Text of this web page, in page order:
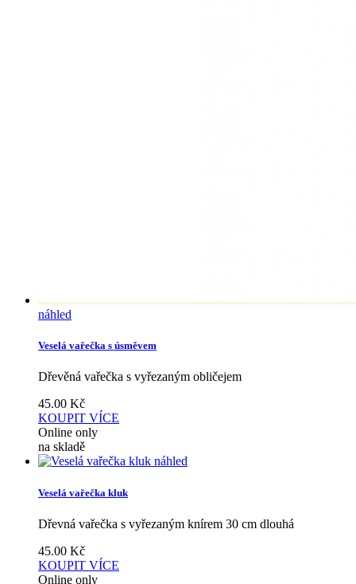
náhled
Veselá vařečka s úsměvem
Dřevěná vařečka s vyřezaným obličejem
45.00 Kč
KOUPIT VÍCE
Online only
na skladě
náhled
Veselá vařečka kluk
Dřevná vařečka s vyřezaným knírem 30 cm dlouhá
45.00 Kč
KOUPIT VÍCE
Online only